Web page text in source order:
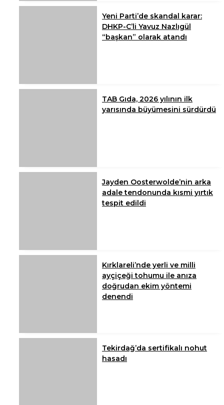
Yeni Parti’de skandal karar:
DHKP-C’li Yavuz Nazlıgül
“başkan” olarak atandı
TAB Gıda, 2026 yılının ilk
yarısında büyümesini sürdürdü
Jayden Oosterwolde’nin arka
adale tendonunda kısmi yırtık
tespit edildi
Kırklareli’nde yerli ve milli
ayçiçeği tohumu ile anıza
doğrudan ekim yöntemi
denendi
Tekirdağ’da sertifikalı nohut
hasadı